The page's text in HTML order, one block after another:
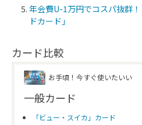
年会費U-1万円でコスパ抜群
ドカード」
カード比較
お手頃！今すぐ使いたいい
一般カード
「ビュー・スイカ」カード